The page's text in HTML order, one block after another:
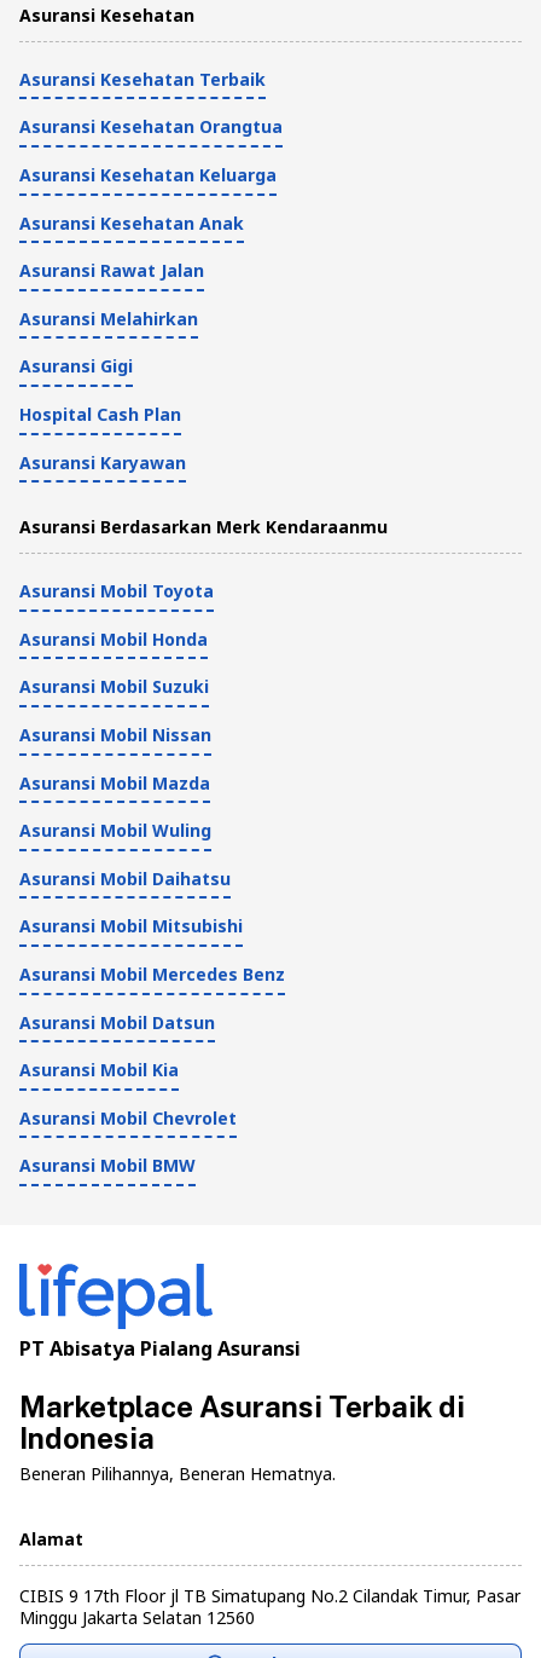
Tips Kesehatan dan Asuransi
Asuransi Kesehatan
Asuransi Kesehatan Terbaik
Asuransi Kesehatan Orangtua
Asuransi Kesehatan Keluarga
Asuransi Kesehatan Anak
Asuransi Rawat Jalan
Asuransi Melahirkan
Asuransi Gigi
Hospital Cash Plan
Asuransi Karyawan
Asuransi Berdasarkan Merk Kendaraanmu
Asuransi Mobil Toyota
Asuransi Mobil Honda
Asuransi Mobil Suzuki
Asuransi Mobil Nissan
Asuransi Mobil Mazda
Asuransi Mobil Wuling
Asuransi Mobil Daihatsu
Asuransi Mobil Mitsubishi
Asuransi Mobil Mercedes Benz
Asuransi Mobil Datsun
Asuransi Mobil Kia
Asuransi Mobil Chevrolet
Asuransi Mobil BMW
PT Abisatya Pialang Asuransi
Marketplace Asuransi Terbaik di
Indonesia
Beneran Pilihannya, Beneran Hematnya.
Alamat
CIBIS 9 17th Floor jl TB Simatupang No.2 Cilandak Timur, Pasar
Minggu Jakarta Selatan 12560